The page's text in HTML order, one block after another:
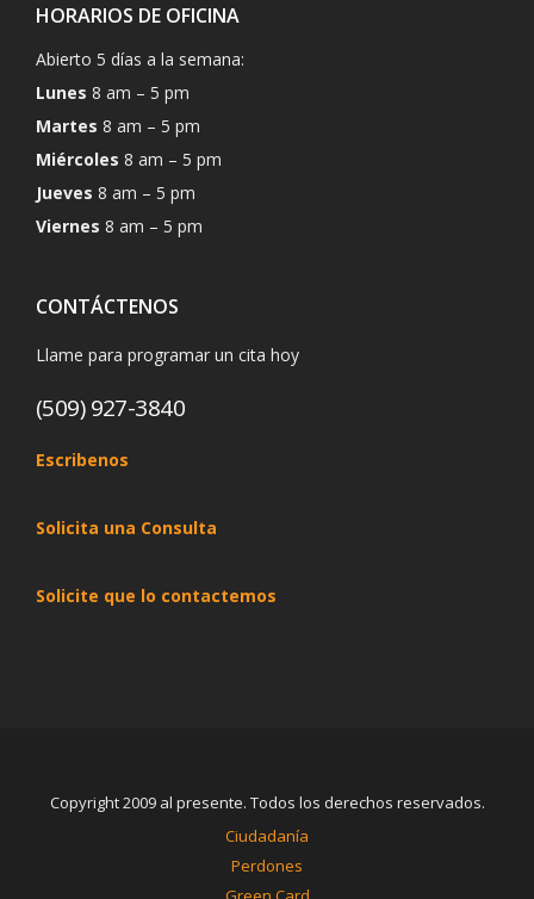
HORARIOS DE OFICINA
Abierto 5 días a la semana:
Lunes 8 am – 5 pm
Martes 8 am – 5 pm
Miércoles 8 am – 5 pm
Jueves 8 am – 5 pm
Viernes 8 am – 5 pm
CONTÁCTENOS
Llame para programar un cita hoy
(509) 927-3840
Escribenos
Solicita una Consulta
Solicite que lo contactemos
Copyright 2009 al presente. Todos los derechos reservados.
Ciudadanía
Perdones